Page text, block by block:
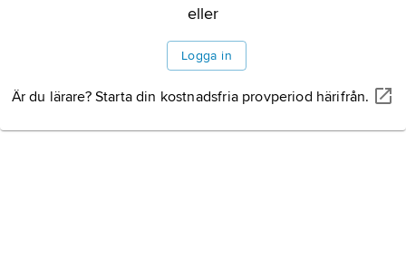
eller
Logga in
Är du lärare? Starta din kostnadsfria provperiod härifrån.